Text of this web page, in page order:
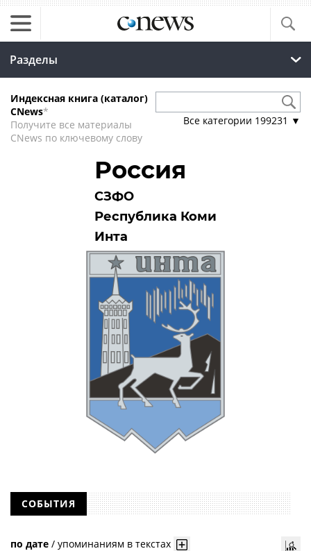
Разделы
Индексная книга (каталог)
CNews*
Получите все материалы
CNews по ключевому слову
Все категории 199231 ▼
Россия
СЗФО
Республика Коми
Инта
СОБЫТИЯ
по дате / упоминаниям в текстах